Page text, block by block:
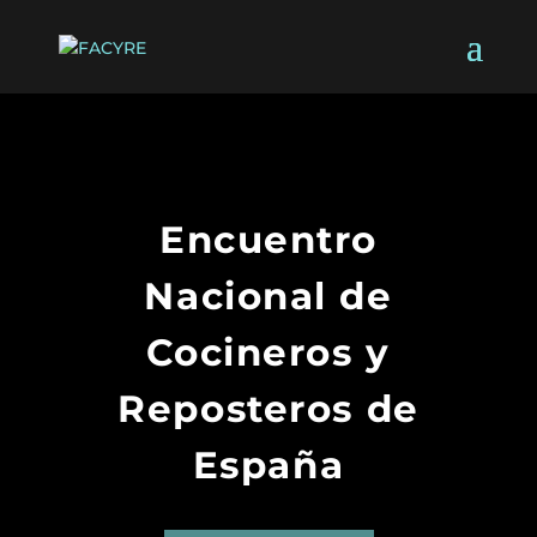
Encuentro
Nacional de
Cocineros y
Reposteros de
España